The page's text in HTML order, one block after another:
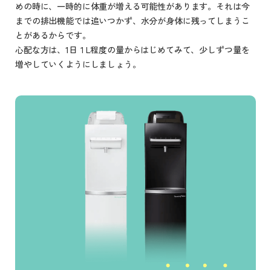
めの時に、一時的に体重が増える可能性があります。それは今
までの排出機能では追いつかず、水分が身体に残ってしまうこ
とがあるからです。
心配な方は、1日１L程度の量からはじめてみて、少しずつ量を
増やしていくようにしましょう。